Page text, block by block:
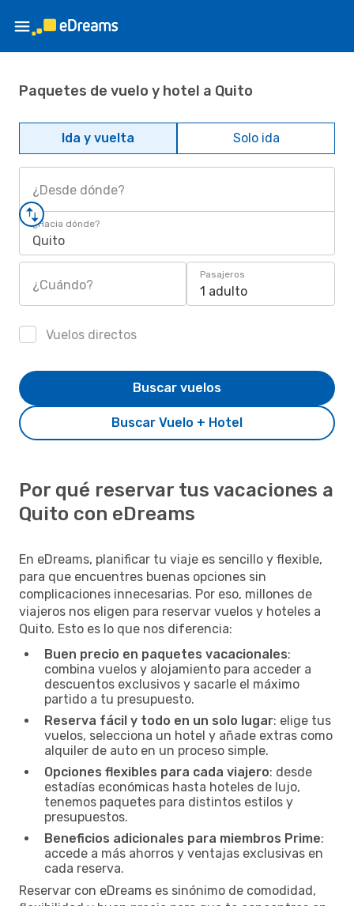
Paquetes de vuelo y hotel a Quito
Ida y vuelta Solo ida
¿Desde dónde?
¿Hacia dónde?
Quito
¿Cuándo?
Pasajeros
1 adulto
Vuelos directos
Buscar Vuelo + Hotel
Buscar vuelos
Por qué reservar tus vacaciones a
Quito con eDreams
En eDreams, planificar tu viaje es sencillo y flexible,
para que encuentres buenas opciones sin
complicaciones innecesarias. Por eso, millones de
viajeros nos eligen para reservar vuelos y hoteles a
Quito. Esto es lo que nos diferencia:
Buen precio en paquetes vacacionales:
combina vuelos y alojamiento para acceder a
descuentos exclusivos y sacarle el máximo
partido a tu presupuesto.
Reserva fácil y todo en un solo lugar: elige tus
vuelos, selecciona un hotel y añade extras como
alquiler de auto en un proceso simple.
Opciones flexibles para cada viajero: desde
estadías económicas hasta hoteles de lujo,
tenemos paquetes para distintos estilos y
presupuestos.
Beneficios adicionales para miembros Prime:
accede a más ahorros y ventajas exclusivas en
cada reserva.
Reservar con eDreams es sinónimo de comodidad,